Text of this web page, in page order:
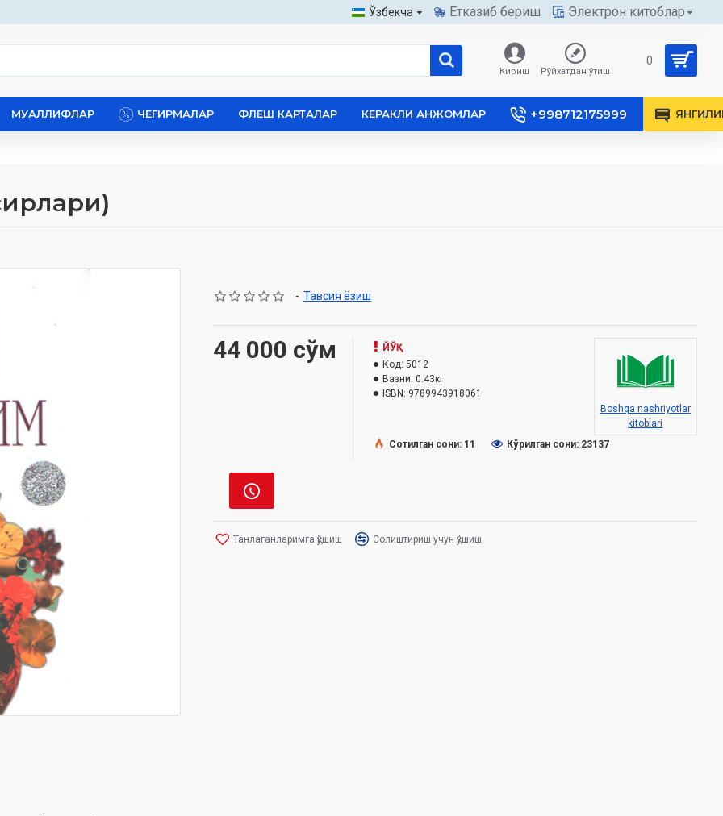
Ўзбекча Етказиб бериш Электрон китоблар
Кириш Рўйхатдан ўтиш
0
МУАЛЛИФЛАР ЧЕГИРМАЛАР ФЛЕШ КАРТАЛАР КЕРАКЛИ АНЖОМЛАР +998712175999
- Тавсия ёзиш
44 000 сўм
ЙЎҚ
Код: 5012
Вазни: 0.43кг
ISBN: 9789943918061
Boshqa nashriyotlar
kitoblari
Сотилган сони: 11
Кўрилган сони: 23137
Танлаганларимга қўшиш Солиштириш учун қўшиш